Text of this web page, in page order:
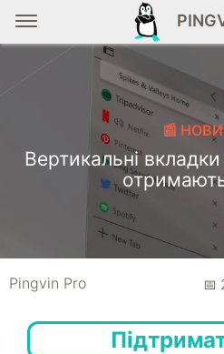
📰
Вертикальні
Pingvin Pro 📅